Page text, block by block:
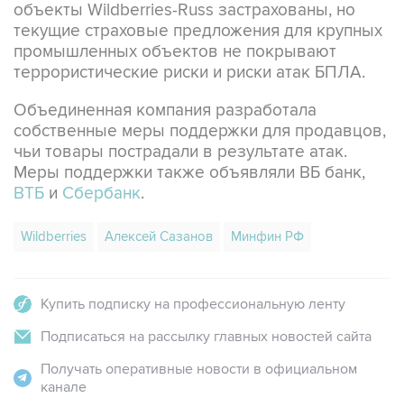
объекты Wildberries-Russ застрахованы, но
текущие страховые предложения для крупных
промышленных объектов не покрывают
террористические риски и риски атак БПЛА.
Объединенная компания разработала
собственные меры поддержки для продавцов,
чьи товары пострадали в результате атак.
Меры поддержки также объявляли ВБ банк,
ВТБ и Сбербанк.
Wildberries Алексей Сазанов Минфин РФ
Купить подписку на профессиональную ленту
Подписаться на рассылку главных новостей сайта
Получать оперативные новости в официальном
канале